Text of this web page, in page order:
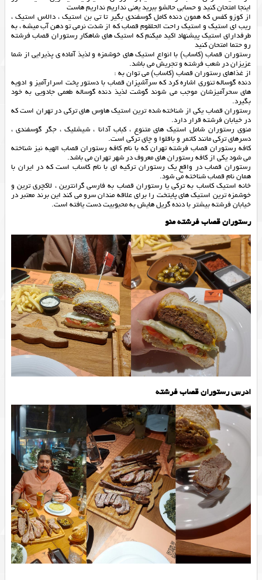
اینجا امتحان کنید و حسابی حالشو ببرید یعنی نداریم نداریم هاست
از کوزو کفس که همون دنده کامل گوسفندی بگیر تا تی بن استیک ، دالاس استیک ،
ریب ای استیک و استیک راحت الحلقوم قصاب که از شدت نرمی تو دهن آب میشه ، به
طرفدارای استیک پیشنهاد اکید میکنم که استیک های شاهکار رستوران قصاب فرشته
رو حتما امتحان کنید
رستوران قصاب (کاساب) با انواع استیک های خوشمزه و لذیذ آماده ی پذیرایی از شما
عزیزان در شعب فرشته و تجریش می باشد.
از غذاهای رستوران قصاب (کاساب) می توان به :
دنده گوساله تنوری اشاره کرد که سرآشپزان قصاب با دستور پخت اسرارآمیز و ادویه
های سحرآمیزشان موجب می شوند گوشت لذیذ دنده گوساله طعمی جادویی به خود
بگیرد.
رستوران قصاب یکی از شناخته شده ترین استیک هاوس های ترکی در تهران است که
در خیابان فرشته قرار دارد.
منوی رستوران شامل استیک های متنوع ، کباب آدانا ، شیشلیک ، جگر گوسفندی ،
دسرهای ترکی مانند کاتمر و باقلوا و چای ترکی است.
کافه رستوران قصاب فرشته تهران که با نام کافه رستوران قصاب الهیه نیز شناخته
می شود یکی از کافه رستوران های معروف در شهر تهران می باشد.
رستوران قصاب در واقع یک رستوران ترکیه ای با نام کاساب است که در ایران با
همان نام قصاب شناخته می شود.
خانه استیک کاساب به ترکی یا رستوران قصاب به فارسی گرانترین ، لاکچری ترین و
خوشمزه ترین استیک های پایتخت را برای علاقه مندان سرو می کند این برند معتبر در
خیابان فرشته بیشتر با دنده گریل هایش به محبوبیت دست یافته است.
رستوران قصاب فرشته منو
ادرس رستوران قصاب فرشته